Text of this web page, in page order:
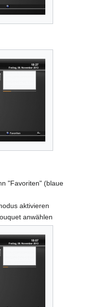
"Favoriten" (blaue
aktivieren
anwählen